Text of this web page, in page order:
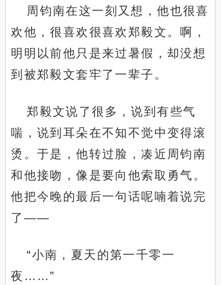
周钧南在这一刻又想，他也很喜
欢他，很喜欢很喜欢郑毅文。啊，
明明以前他只是来过暑假，却没想
到被郑毅文套牢了一辈子。
郑毅文说了很多，说到有些气
喘，说到耳朵在不知不觉中变得滚
烫。于是，他转过脸，凑近周钧南
和他接吻，像是要向他索取勇气。
他把今晚的最后一句话呢喃着说完
了——
“小南，夏天的第一千零一
夜……”